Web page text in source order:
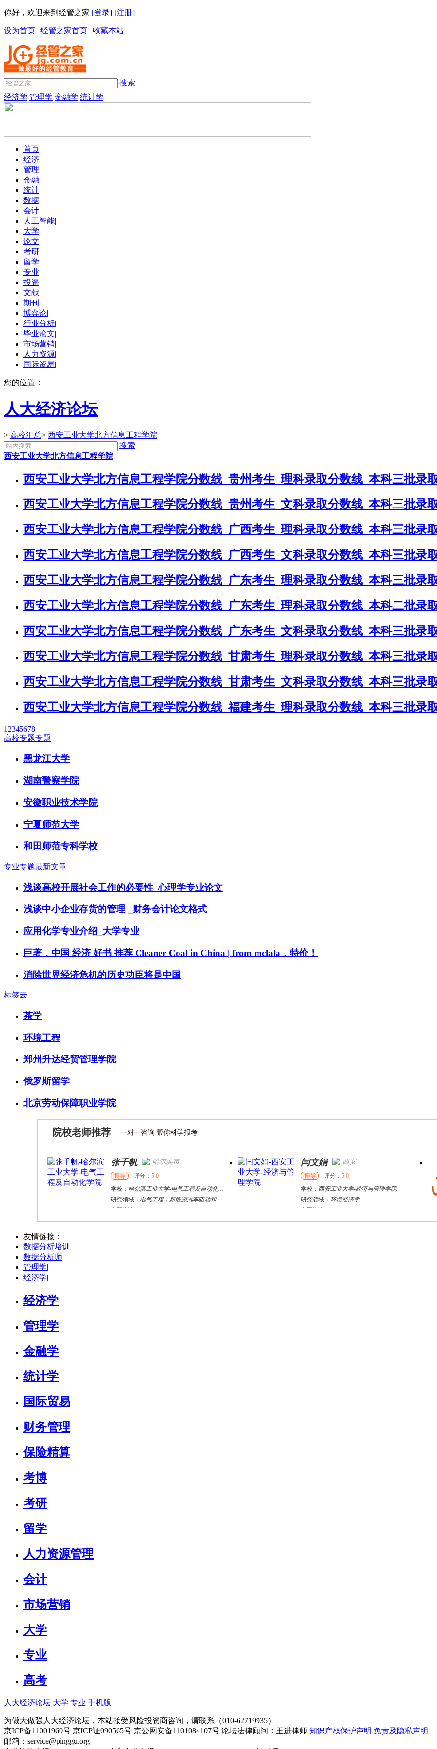
你好，欢迎来到经管之家 [登录] [注册]
设为首页 | 经管之家首页 | 收藏本站
搜索
经济学 管理学 金融学 统计学
首页|
经济|
管理|
金融|
统计|
数据|
会计|
人工智能|
大学|
论文|
考研|
留学|
专业|
投资|
文献|
期刊 |
博弈论|
行业分析|
毕业论文|
市场营销|
人力资源|
国际贸易|
您的位置：
人大经济论坛
> 高校汇总> 西安工业大学北方信息工程学院
搜索
西安工业大学北方信息工程学院
西安工业大学北方信息工程学院分数线_贵州考生_理科录取分数线_本科三批录
西安工业大学北方信息工程学院分数线_贵州考生_文科录取分数线_本科三批录
西安工业大学北方信息工程学院分数线_广西考生_理科录取分数线_本科三批录
西安工业大学北方信息工程学院分数线_广西考生_文科录取分数线_本科三批录
西安工业大学北方信息工程学院分数线_广东考生_理科录取分数线_本科三批录
西安工业大学北方信息工程学院分数线_广东考生_理科录取分数线_本科二批录
西安工业大学北方信息工程学院分数线_广东考生_文科录取分数线_本科三批录
西安工业大学北方信息工程学院分数线_甘肃考生_理科录取分数线_本科三批录
西安工业大学北方信息工程学院分数线_甘肃考生_文科录取分数线_本科三批录
西安工业大学北方信息工程学院分数线_福建考生_理科录取分数线_本科三批录
1 2345678
高校专题专题
黑龙江大学
湖南警察学院
安徽职业技术学院
宁夏师范大学
和田师范专科学校
专业专题最新文章
浅谈高校开展社会工作的必要性_心理学专业论文
浅谈中小企业存货的管理 _财务会计论文格式
应用化学专业介绍_大学专业
巨著，中国 经济 好书 推荐 Cleaner Coal in China | from mclala，特价！
消除世界经济危机的历史功臣将是中国
标签云
茶学
环境工程
郑州升达经贸管理学院
俄罗斯留学
北京劳动保障职业学院
院校老师推荐 一对一咨询 帮你科学报考
张千帆 哈尔滨市
博导 评分： 5.0
学校： 哈尔滨工业大学-电气工程及自动化学院
研究领域： 电气工程，新能源汽车驱动和充电
立即咨询
闫文娟 西安
博导 评分： 5.0
学校： 西安工业大学-经济与管理学院
研究领域： 环境经济学
立即咨询
唐建强 西安 杜** 黄浦区
友情链接：
数据分析培训 |
数据分析师|
管理学|
经济学|
经济学
管理学
金融学
统计学
国际贸易
财务管理
保险精算
考博
考研
留学
人力资源管理
会计
市场营销
大学
专业
高考
人大经济论坛 大学 专业 手机版
为做大做强人大经济论坛，本站接受风险投资商咨询，请联系（010-62719935）
京ICP备11001960号 京ICP证090565号 京公网安备1101084107号 论坛法律顾问：王进律师 知识产权保护声明 免责及隐私声明
邮箱：service@pinggu.org